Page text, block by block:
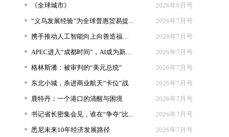
《全球城市》 2026年6月号
“义乌发展经验”为全球普惠贸易提... 2026年7月号
携手推动人工智能向上向善造福人类 2026年7月号
APEC进入“成都时间”，AI成为新坐... 2026年7月号
格林斯潘：被审判的“美元总统” 2026年7月号
东北小城，杀进商业航天“卡位”战 2026年7月号
鹿特丹：一个港口的清醒与困境 2026年7月号
书记省长密集会见，谁在“争夺”比... 2026年7月号
悉尼未来10年经济发展路径 2026年7月号